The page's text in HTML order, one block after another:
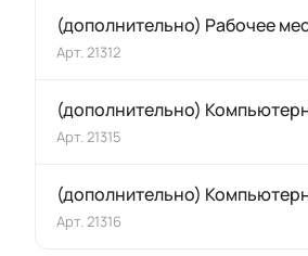
(дополнительно) Рабочее
Арт. 21312
(дополнительно)
Арт. 21315
(дополнительно)
Арт. 21316